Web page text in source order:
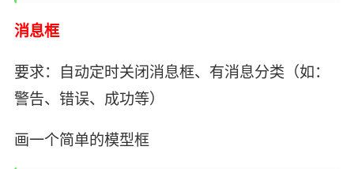
消息框
要求：自动定时关闭消息框、有消息分类（如：
警告、错误、成功等）
画一个简单的模型框